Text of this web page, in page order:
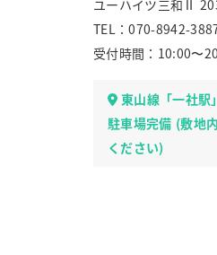
ユーハイツ三和Ⅱ
TEL：070-8942-
受付時間：10:00〜
東山線「一社駅
駐車場完備 (敷地
ください)